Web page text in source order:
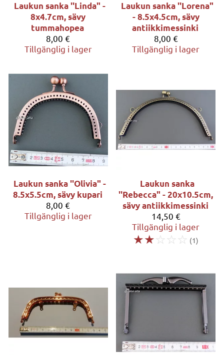
Laukun sanka ''Linda" -
8x4.7cm, sävy
tummahopea
8,00 €
Tillgänglig i lager
Laukun sanka ''Lorena"
- 8.5x4.5cm, sävy
antiikkimessinki
8,00 €
Tillgänglig i lager
Laukun sanka ''Olivia" -
8.5x5.5cm, sävy kupari
8,00 €
Tillgänglig i lager
Laukun sanka
''Rebecca" - 20x10.5cm,
sävy antiikkimessinki
14,50 €
Tillgänglig i lager
☆☆☆ ☆ ☆ (1)